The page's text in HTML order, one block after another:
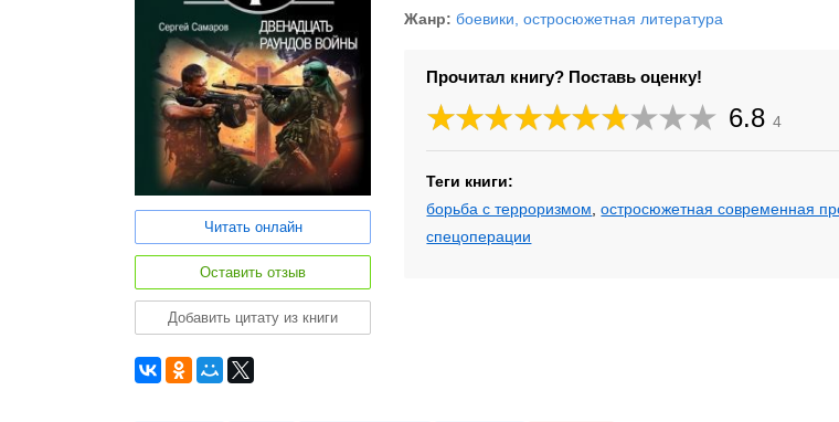
Читать онлайн
Оставить отзыв
Добавить цитату из книги
Жанр: боевики, остросюжетная литература
Прочитал книгу? Поставь оценку!
6.8 4
Теги книги:
борьба с терроризмом ,остросюжетная современная
спецоперации